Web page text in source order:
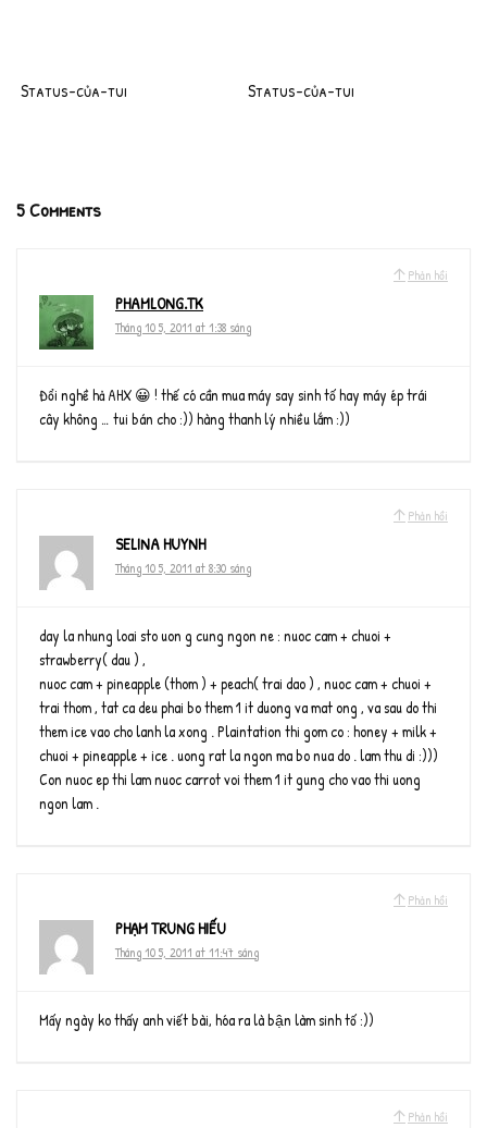
Status-của-tui Status-của-tui
5 Comments
Phản hồi
PHAMLONG.TK
Tháng 10 5, 2011 at 1:38 sáng
Đổi nghề hả AHX 😀 ! thế có cần mua máy say sinh tố hay máy ép trái
cây không … tui bán cho :)) hàng thanh lý nhiều lắm :))
Phản hồi
SELINA HUYNH
Tháng 10 5, 2011 at 8:30 sáng
day la nhung loai sto uon g cung ngon ne : nuoc cam + chuoi +
strawberry( dau ) ,
nuoc cam + pineapple (thom ) + peach( trai dao ) , nuoc cam + chuoi +
trai thom , tat ca deu phai bo them 1 it duong va mat ong , va sau do thi
them ice vao cho lanh la xong . Plaintation thi gom co : honey + milk +
chuoi + pineapple + ice . uong rat la ngon ma bo nua do . lam thu di :)))
Con nuoc ep thi lam nuoc carrot voi them 1 it gung cho vao thi uong
ngon lam .
Phản hồi
PHẠM TRUNG HIẾU
Tháng 10 5, 2011 at 11:47 sáng
Mấy ngày ko thấy anh viết bài, hóa ra là bận làm sinh tố :))
Phản hồi